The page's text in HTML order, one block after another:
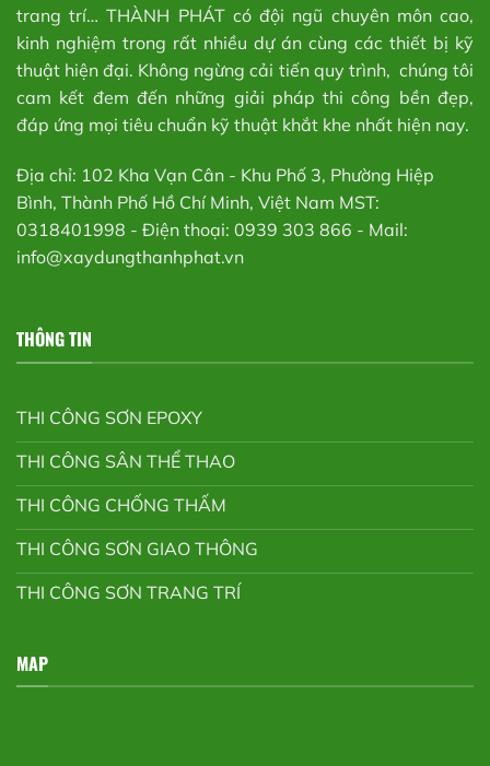
trang trí… THÀNH PHÁT có đội ngũ chuyên môn cao,
kinh nghiệm trong rất nhiều dự án cùng các thiết bị kỹ
thuật hiện đại. Không ngừng cải tiến quy trình, chúng tôi
cam kết đem đến những giải pháp thi công bền đẹp,
đáp ứng mọi tiêu chuẩn kỹ thuật khắt khe nhất hiện nay.
Địa chỉ: 102 Kha Vạn Cân - Khu Phố 3, Phường Hiệp
Bình, Thành Phố Hồ Chí Minh, Việt Nam MST:
0318401998 - Điện thoại: 0939 303 866 - Mail:
info@xaydungthanhphat.vn
THÔNG TIN
THI CÔNG SƠN EPOXY
THI CÔNG SÂN THỂ THAO
THI CÔNG CHỐNG THẤM
THI CÔNG SƠN GIAO THÔNG
THI CÔNG SƠN TRANG TRÍ
MAP